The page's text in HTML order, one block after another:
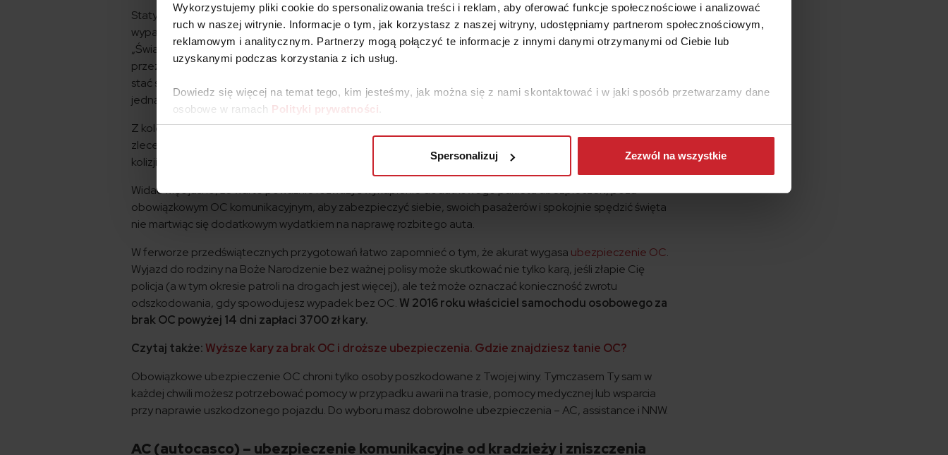
Wykorzystujemy pliki cookie do spersonalizowania treści i reklam, aby oferować funkcje społecznościowe i analizować
ruch w naszej witrynie. Informacje o tym, jak korzystasz z naszej witryny, udostępniamy partnerom społecznościowym,
reklamowym i analitycznym. Partnerzy mogą połączyć te informacje z innymi danymi otrzymanymi od Ciebie lub
uzyskanymi podczas korzystania z ich usług.
Dowiedz się więcej na temat tego, kim jesteśmy, jak można się z nami skontaktować i w jaki sposób przetwarzamy dane
osobowe w ramach Polityki prywatności
Spersonalizuj Zezwól na wszystkie
Statystyki pozostają nieubłagane nie tylko w gorącym okresie świątecznym. Każdego roku na całym świece w
wypadkach drogowych ginie ponad milion osób i taka sytuacja trwa nieprzerwanie od 2007 roku – wynika ze
„Światowego raportu dotyczącego bezpieczeństwa na drogach 2015”, opublikowanego w październiku
przez WHO. Według prognoz organizacji, w 2030 r. obrażenia w wyniku wypadków komunikacyjnych mogą
stać się piątą z najczęstszych przyczyn zgonów na świecie. W Polsce
jedną małą miejscowość.W 2014 roku zginęły na polskich drogach 3 202 osoby.
Z kolei z badania przeprowadzone we wrześniu 2015 przez instytut badawczy ARC Rynek i Opinia na
zlecenie Gothaer TU S.A. pokazują, że co drugi kierowca w Polsce przynajmniej raz w życiu uczestniczył w
kolizji drogowej z winy innej osoby.
Widać więc jasno, że warto poważnie rozważyć wykupienie dodatkowego pakietu ubezpieczeń, poza
obowiązkowym OC komunikacyjnym, aby zabezpieczyć siebie, swoich pasażerów i spokojnie spędzić święta
nie martwiąc się dodatkowym wydatkiem na naprawę rozbitego auta.
W ferworze przedświątecznych przygotowań łatwo zapomnieć o tym, że akurat wygasa ubezpieczenie OC.
Wyjazd do rodziny na Boże Narodzenie bez ważnej polisy może skutkować nie tylko karą, jeśli złapie Cię
policja (a w tym okresie patroli na drogach jest więcej), ale też może oznaczać konieczność zwrotu
odszkodowania, gdy spowodujesz wypadek bez OC. W 2016 roku właściciel samochodu osobowego za
brak OC powyżej 14 dni zapłaci 3700 zł kary.
Czytaj także:Wyższe kary za brak OC i droższe ubezpieczenia. Gdzie znajdziesz tanie OC?
Obowiązkowe ubezpieczenie OC chroni tylko osoby poszkodowane z Twojej winy. Tymczasem Ty sam w
każdej chwili możesz potrzebować pomocy w przypadku awarii na trasie, pomocy medycznej lub wsparcia
przy naprawie uszkodzonego pojazdu. Do wyboru masz dobrowolne ubezpieczenia – AC, assistance i NNW.
AC (autocasco) – ubezpieczenie komunikacyjne od kradzieży i zniszczenia